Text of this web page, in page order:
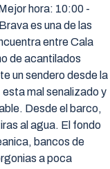
hora: 10:00 -
es una de las
entre Cala
de acantilados
un sendero desde la
mal senalizado y
Desde el barco,
al agua. El fondo
bancos de
a poca